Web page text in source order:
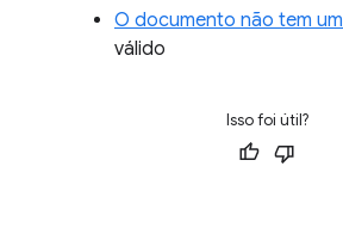
O documento não tem um
válido
Isso foi útil?